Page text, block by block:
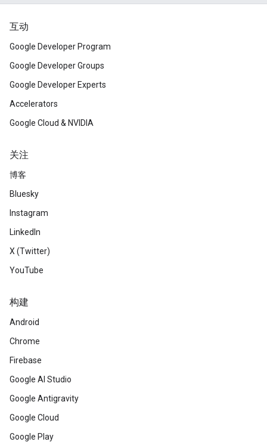
互动
Google Developer Program
Google Developer Groups
Google Developer Experts
Accelerators
Google Cloud & NVIDIA
关注
博客
Bluesky
Instagram
LinkedIn
X (Twitter)
YouTube
构建
Android
Chrome
Firebase
Google AI Studio
Google Antigravity
Google Cloud
Google Play